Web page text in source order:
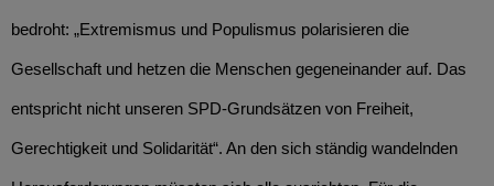
bedroht: „Extremismus und Populismus polarisieren die
Gesellschaft und hetzen die Menschen gegeneinander auf. Das
entspricht nicht unseren SPD-Grundsätzen von Freiheit,
Gerechtigkeit und Solidarität“. An den sich ständig wandelnden